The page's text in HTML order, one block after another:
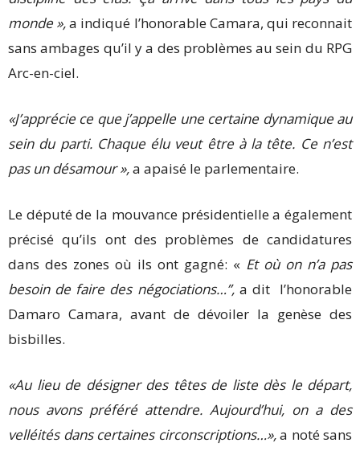
monde »,a indiqué l’honorable Camara, qui reconnait
sans ambages qu’il y a des problèmes au sein du RPG
Arc-en-ciel.
«J’apprécie ce que j’appelle une certaine dynamique au
sein du parti. Chaque élu veut être à la tête. Ce n’est
pas un désamour »,a apaisé le parlementaire.
Le député de la mouvance présidentielle a également
précisé qu’ils ont des problèmes de candidatures
dans des zones où ils ont gagné: « Et où on n’a pas
besoin de faire des négociations…’’,a dit l’honorable
Damaro Camara, avant de dévoiler la genèse des
bisbilles.
«Au lieu de désigner des têtes de liste dès le départ,
nous avons préféré attendre. Aujourd’hui, on a des
velléités dans certaines circonscriptions…»,a noté sans